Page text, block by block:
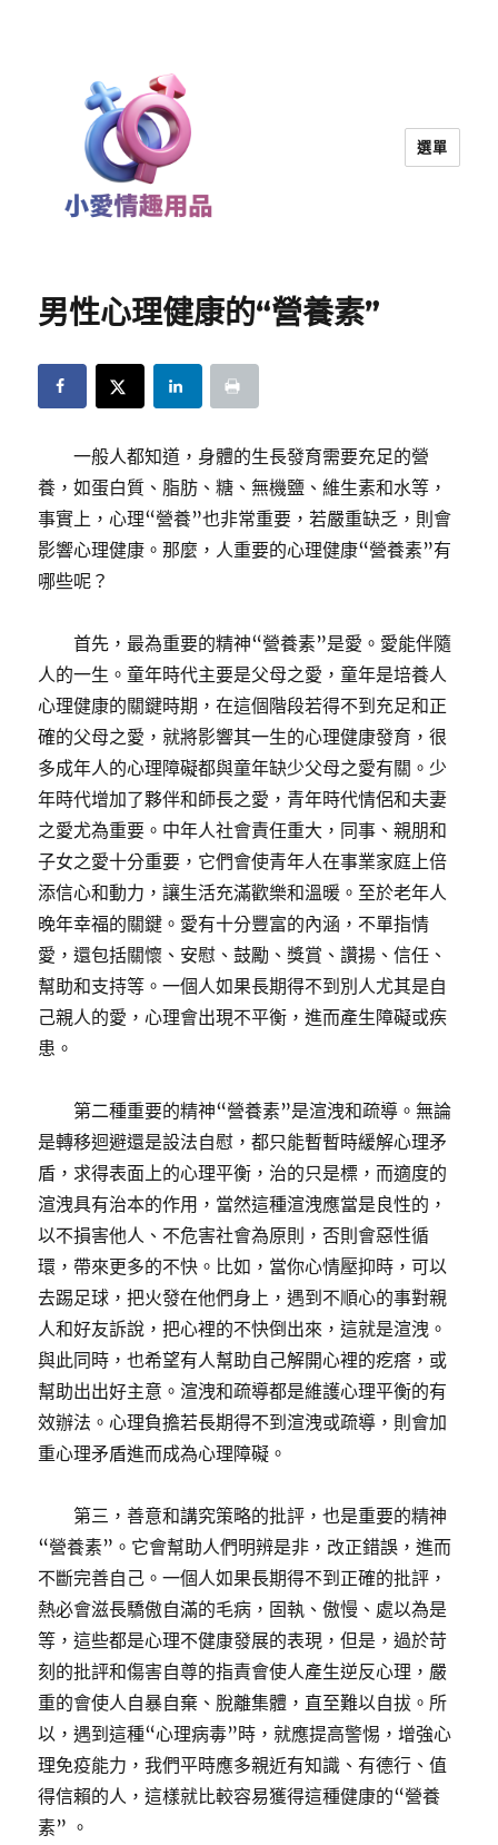
選單
男性心理健康的“營養素”
一般人都知道，身體的生長發育需要充足的營
養，如蛋白質、脂肪、糖、無機鹽、維生素和水等，
事實上，心理“營養”也非常重要，若嚴重缺乏，則會
影響心理健康。那麼，人重要的心理健康“營養素”有
哪些呢？
首先，最為重要的精神“營養素”是愛。愛能伴隨
人的一生。童年時代主要是父母之愛，童年是培養人
心理健康的關鍵時期，在這個階段若得不到充足和正
確的父母之愛，就將影響其一生的心理健康發育，很
多成年人的心理障礙都與童年缺少父母之愛有關。少
年時代增加了夥伴和師長之愛，青年時代情侶和夫妻
之愛尤為重要。中年人社會責任重大，同事、親朋和
子女之愛十分重要，它們會使青年人在事業家庭上倍
添信心和動力，讓生活充滿歡樂和溫暖。至於老年人
晚年幸福的關鍵。愛有十分豐富的內涵，不單指情
愛，還包括關懷、安慰、鼓勵、獎賞、讚揚、信任、
幫助和支持等。一個人如果長期得不到別人尤其是自
己親人的愛，心理會出現不平衡，進而產生障礙或疾
患。
第二種重要的精神“營養素”是渲洩和疏導。無論
是轉移迴避還是設法自慰，都只能暫暫時緩解心理矛
盾，求得表面上的心理平衡，治的只是標，而適度的
渲洩具有治本的作用，當然這種渲洩應當是良性的，
以不損害他人、不危害社會為原則，否則會惡性循
環，帶來更多的不快。比如，當你心情壓抑時，可以
去踢足球，把火發在他們身上，遇到不順心的事對親
人和好友訴說，把心裡的不快倒出來，這就是渲洩。
與此同時，也希望有人幫助自己解開心裡的疙瘩，或
幫助出出好主意。渲洩和疏導都是維護心理平衡的有
效辦法。心理負擔若長期得不到渲洩或疏導，則會加
重心理矛盾進而成為心理障礙。
第三，善意和講究策略的批評，也是重要的精神
“營養素”。它會幫助人們明辨是非，改正錯誤，進而
不斷完善自己。一個人如果長期得不到正確的批評，
熱必會滋長驕傲自滿的毛病，固執、傲慢、處以為是
等，這些都是心理不健康發展的表現，但是，過於苛
刻的批評和傷害自尊的指責會使人產生逆反心理，嚴
重的會使人自暴自棄、脫離集體，直至難以自拔。所
以，遇到這種“心理病毒”時，就應提高警惕，增強心
理免疫能力，我們平時應多親近有知識、有德行、值
得信賴的人，這樣就比較容易獲得這種健康的“營養
素” 。